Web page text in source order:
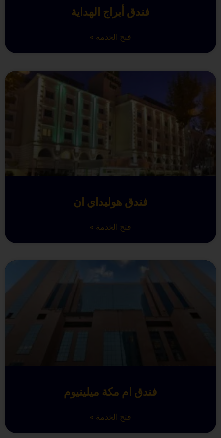
فندق أبراج الهداية
فتح الخدمة »
فندق هوليداي ان
فتح الخدمة »
فندق ام مكة ميلينيوم
فتح الخدمة »